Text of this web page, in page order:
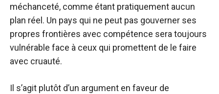
méchanceté, comme étant pratiquement aucun
plan réel. Un pays qui ne peut pas gouverner ses
propres frontières avec compétence sera toujours
vulnérable face à ceux qui promettent de le faire
avec cruauté.
Il s’agit plutôt d’un argument en faveur de